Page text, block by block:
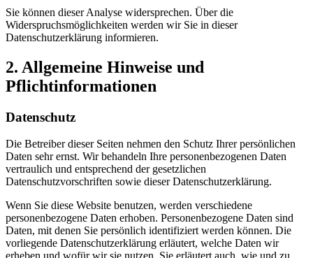
Sie können dieser Analyse widersprechen. Über die
Widerspruchsmöglichkeiten werden wir Sie in dieser
Datenschutzerklärung informieren.
2. Allgemeine Hinweise und
Pflichtinformationen
Datenschutz
Die Betreiber dieser Seiten nehmen den Schutz Ihrer persönlichen
Daten sehr ernst. Wir behandeln Ihre personenbezogenen Daten
vertraulich und entsprechend der gesetzlichen
Datenschutzvorschriften sowie dieser Datenschutzerklärung.
Wenn Sie diese Website benutzen, werden verschiedene
personenbezogene Daten erhoben. Personenbezogene Daten sind
Daten, mit denen Sie persönlich identifiziert werden können. Die
vorliegende Datenschutzerklärung erläutert, welche Daten wir